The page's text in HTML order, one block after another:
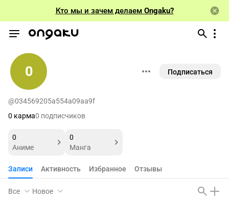
Кто мы и зачем делаем Ongaku?
0 Подписаться
@034569205a554a09aa9f
0 карма0 подписчиков
0
Аниме
0
Манга
Записи Активность Избранное Отзывы
Все Новое